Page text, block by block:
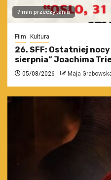
7 min przeczytania
Film Kultura
26. SFF: Ostatniej nocy
sierpnia” Joachima
05/08/2026 Maja